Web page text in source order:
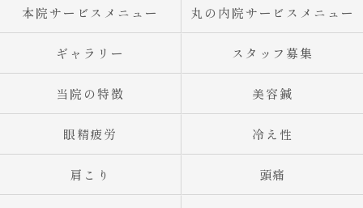
本院サービスメニュー 丸の内院サービスメニュー
ギャラリー スタッフ募集
当院の特徴 美容鍼
眼精疲労 冷え性
肩こり 頭痛